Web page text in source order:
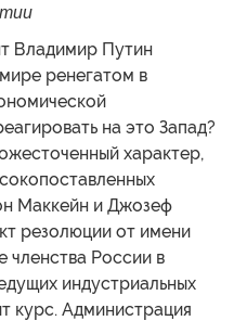
Владимир Путин
ренегатом в
на это Запад?
характер,
Маккейн и Джозеф
резолюции от имени
членства России в
индустриальных
курс. Администрация